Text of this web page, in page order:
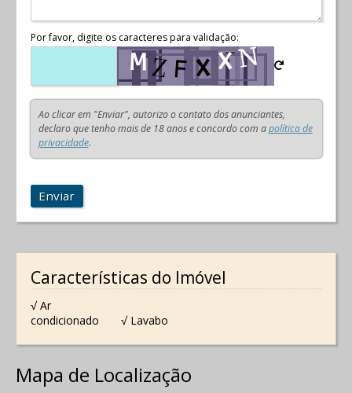
Por favor, digite os caracteres para validação:
Ao clicar em "Enviar", autorizo o contato dos anunciantes,
declaro que tenho mais de 18 anos e concordo com apolítica de
privacidade.
Enviar
Características do Imóvel
√ Ar
condicionado
√ Lavabo
Mapa de Localização